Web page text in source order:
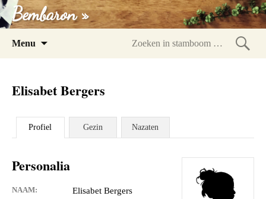
Bembaron »
Menu
Elisabet Bergers
Profiel Gezin Nazaten
Personalia
NAAM: Elisabet Bergers